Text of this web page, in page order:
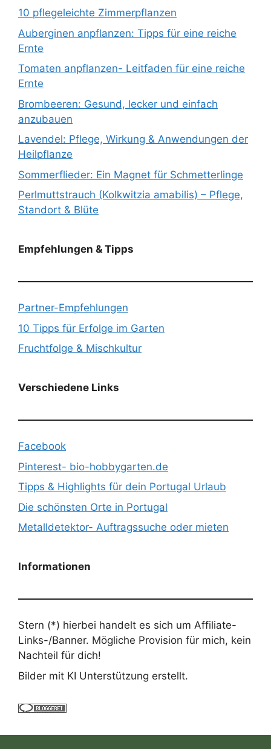
10 pflegeleichte Zimmerpflanzen
Auberginen anpflanzen: Tipps für eine reiche
Ernte
Tomaten anpflanzen- Leitfaden für eine reiche
Ernte
Brombeeren: Gesund, lecker und einfach
anzubauen
Lavendel: Pflege, Wirkung & Anwendungen der
Heilpflanze
Sommerflieder: Ein Magnet für Schmetterlinge
Perlmuttstrauch (Kolkwitzia amabilis) – Pflege,
Standort & Blüte
Empfehlungen & Tipps
Partner-Empfehlungen
10 Tipps für Erfolge im Garten
Fruchtfolge & Mischkultur
Verschiedene Links
Facebook
Pinterest- bio-hobbygarten.de
Tipps & Highlights für dein Portugal Urlaub
Die schönsten Orte in Portugal
Metalldetektor- Auftragssuche oder mieten
Informationen
Stern (*) hierbei handelt es sich um Affiliate-
Links-/Banner. Mögliche Provision für mich, kein
Nachteil für dich!
Bilder mit KI Unterstützung erstellt.